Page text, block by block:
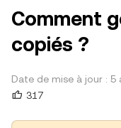
Comment
copiés ?
Date de mise à jour : 5
317